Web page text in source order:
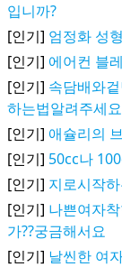
입니까?
[인기] 엄정화 성
[인기] 에어컨 블
[인기] 속담배와
하는법알려주세요
[인기] 애슐리의
[인기] 50cc나
[인기] 지로시작
[인기] 나쁜여자
가??궁금해서요
[인기] 날씬한 여